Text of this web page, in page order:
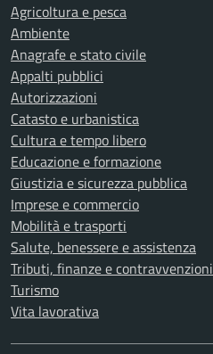
Agricoltura e pesca
Ambiente
Anagrafe e stato civile
Appalti pubblici
Autorizzazioni
Catasto e urbanistica
Cultura e tempo libero
Educazione e formazione
Giustizia e sicurezza pubblica
Imprese e commercio
Mobilità e trasporti
Salute, benessere e assistenza
Tributi, finanze e contravvenzioni
Turismo
Vita lavorativa